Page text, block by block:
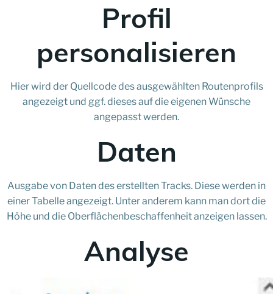
Profil
personalisieren
Hier wird der Quellcode des ausgewählten Routenprofils
angezeigt und ggf. dieses auf die eigenen Wünsche
angepasst werden.
Daten
Ausgabe von Daten des erstellten Tracks. Diese werden in
einer Tabelle angezeigt. Unter anderem kann man dort die
Höhe und die Oberflächenbeschaffenheit anzeigen lassen.
Analyse